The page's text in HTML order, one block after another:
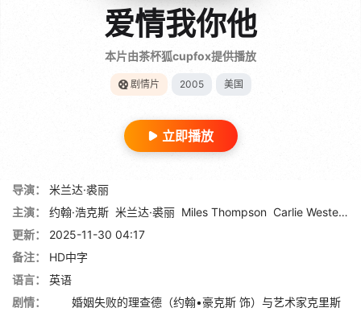
爱情我你他
本片由茶杯狐cupfox提供播放
剧情片 2005 美国
立即播放
导演：
米兰达·裘丽
主演：
约翰·浩克斯 米兰达·裘丽 Miles Thompson Carlie Westerman
更新：
2025-11-30 04:17
备注：
HD中字
语言：
英语
剧情：
婚姻失败的理查德（约翰•豪克斯 饰）与艺术家克里斯